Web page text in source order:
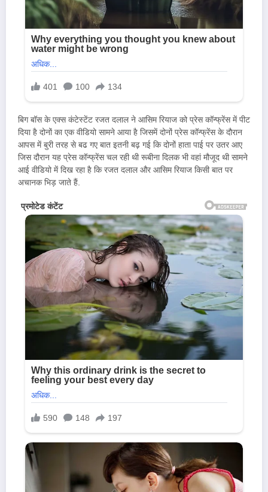
बिग बॉस के एक्स कंटेस्टेंट रजत दलाल ने आसिम रियाज को प्रेस कॉन्फ्रेंस में पीट
दिया है दोनों का एक वीडियो सामने आया है जिसमें दोनों प्रेस कॉन्फ्रेंस के दौरान
आपस में बुरी तरह से बढ गए बात इतनी बढ़ गई कि दोनों हाता पाई पर उतर आए
जिस दौरान यह प्रेस कॉन्फ्रेंस चल रही थी रूबीना दिलक भी वहां मौजूद थी सामने
आई वीडियो में दिख रहा है कि रजत दलाल और आसिम रियाज किसी बात पर
अचानक भिड़ जाते हैं.